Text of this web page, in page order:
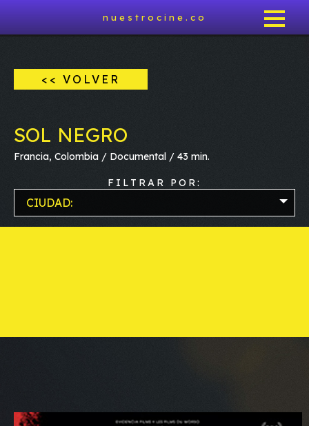
nuestrocine.co
<< VOLVER
SOL NEGRO
Francia, Colombia / Documental / 43 min.
FILTRAR POR:
CIUDAD: